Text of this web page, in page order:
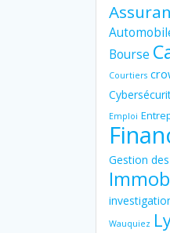
Bourse
Courtiers
Emploi
Gestion
Wauquiez